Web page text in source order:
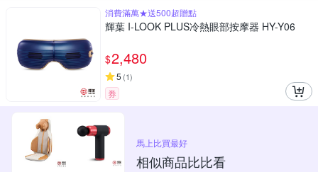
消費滿萬★送500超贈點
輝葉 I-LOOK PLUS冷熱眼部按摩器 HY-Y06
$2,480
5 (1)
券
馬上比買最好
相似商品比比看